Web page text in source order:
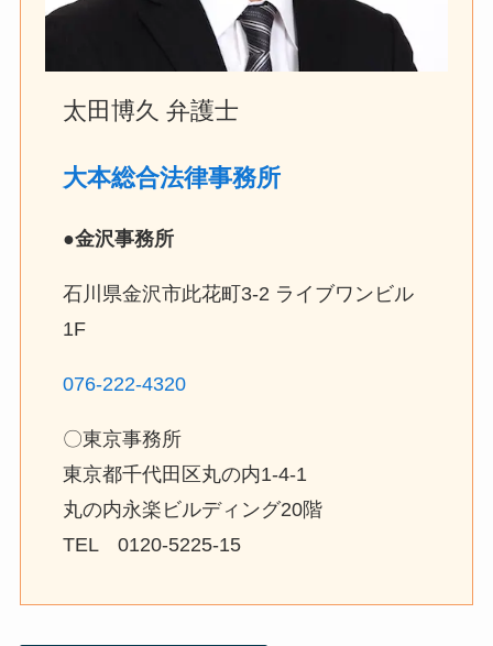
太田博久 弁護士
大本総合法律事務所
●金沢事務所
石川県金沢市此花町3-2 ライブワンビル
1F
076-222-4320
〇東京事務所
東京都千代田区丸の内1-4-1
丸の内永楽ビルディング20階
TEL 0120-5225-15